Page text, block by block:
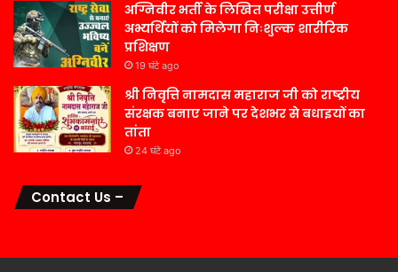
अग्निवीर भर्ती के लिखित परीक्षा उत्तीर्ण
अभ्यर्थियों को मिलेगा निःशुल्क शारीरिक
प्रशिक्षण
19 घंटे ago
श्री निवृत्ति नामदास महाराज जी को राष्ट्रीय
संरक्षक बनाए जाने पर देशभर से बधाइयों का
तांता
24 घंटे ago
Contact Us –